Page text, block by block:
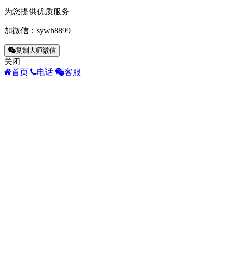
为您提供优质服务
加微信： sywh8899
复制大师微信
关闭
首页
电话 客服